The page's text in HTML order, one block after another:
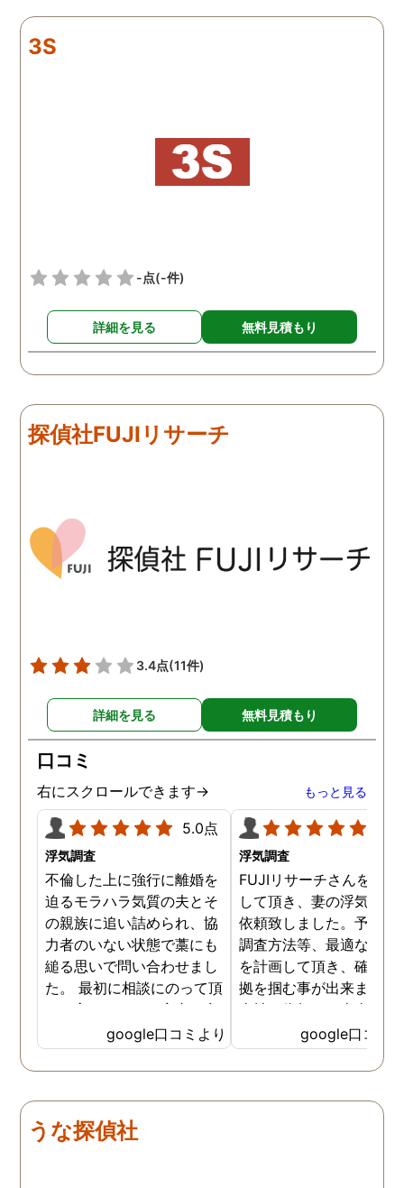
丁寧で報告内容もわかりや
く、むしろ期待以上に細
3S
-点(-件)
詳細を見る 無料見積もり
探偵社FUJIリサーチ
3.4点(11件)
詳細を見る 無料見積もり
口コミ
右にスクロールできます→ もっと見る
5.0点
浮気調査
不倫した上に強行に離婚を
迫るモラハラ気質の夫とそ
の親族に追い詰められ、協
力者のいない状態で藁にも
縋る思いで問い合わせまし
た。 最初に相談にのって頂
いた方も、とても率直に意
見を言っていただき、また
費用面も正直に答えていた
だき、私の望む結果を得る
言えないですが、それでも
少しでも低く抑えるアドバ
google口コミより
浮気調査
FUJIリサーチさんをご紹
して頂き、妻の浮気調査
依頼致しました。予算か
調査方法等、最適なやり
を計画して頂き、確実な
拠を掴む事が出来ました
当社に依頼して本当に良
ったと実感しております
依頼中にはいろいろな相
も聞いて頂き、救われる
謝しております。 私と
google口コミ
うな探偵社